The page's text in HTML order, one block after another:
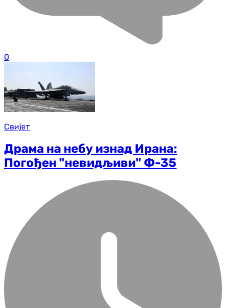
0
Свијет
Драма на небу изнад Ирана:
Погођен "невидљиви" Ф-35